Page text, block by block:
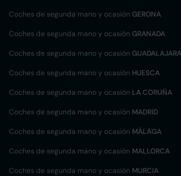
Coches de segunda mano y ocasión GERONA
Coches de segunda mano y ocasión GRANADA
Coches de segunda mano y ocasión GUADALAJARA
Coches de segunda mano y ocasión HUESCA
Coches de segunda mano y ocasión LA CORUÑA
Coches de segunda mano y ocasión MADRID
Coches de segunda mano y ocasión MÁLAGA
Coches de segunda mano y ocasión MALLORCA
Coches de segunda mano y ocasión MURCIA